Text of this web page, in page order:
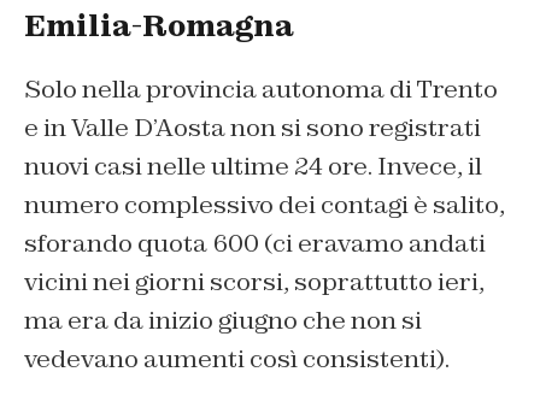
Emilia-Romagna
Solo nella provincia autonoma di Trento
e in Valle D’Aosta non si sono registrati
nuovi casi nelle ultime 24 ore. Invece, il
numero complessivo dei contagi è salito,
sforando quota 600 (ci eravamo andati
vicini nei giorni scorsi, soprattutto ieri,
ma era da inizio giugno che non si
vedevano aumenti così consistenti).